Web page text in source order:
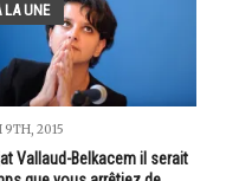
LA UNE
9TH, 2015
Vallaud-Belkacem il serait